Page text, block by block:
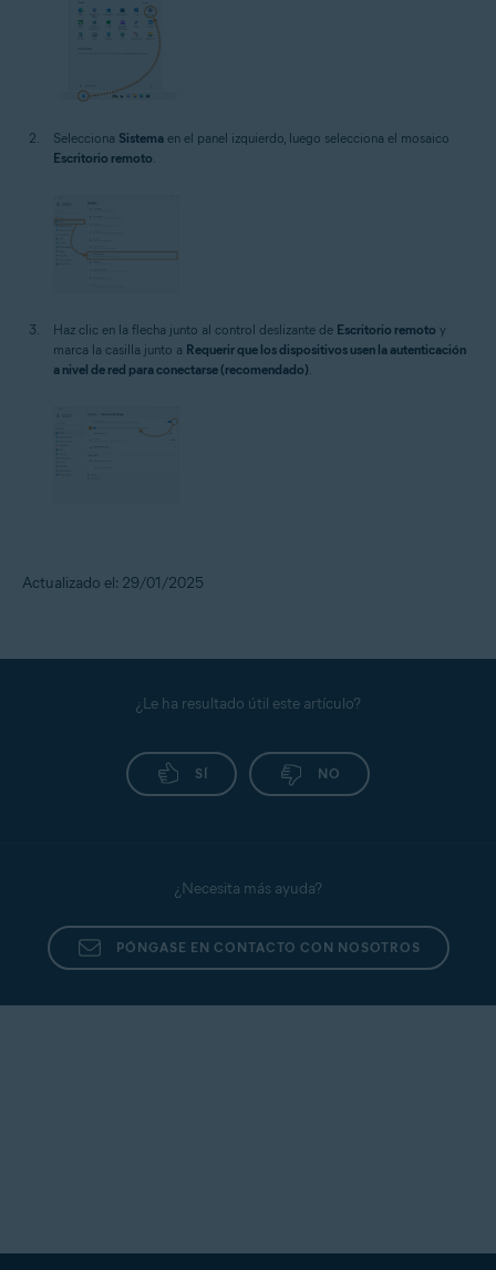
Selecciona Sistema en el panel izquierdo, luego selecciona el mosaico
Escritorio remoto.
Haz clic en la flecha junto al control deslizante de Escritorio remoto y
marca la casilla junto a Requerir que los dispositivos usen la autenticación
a nivel de red para conectarse (recomendado)
Actualizado el: 29/01/2025
¿Le ha resultado útil este artículo?
SÍ NO
¿Necesita más ayuda?
PÓNGASE EN CONTACTO CON NOSOTROS